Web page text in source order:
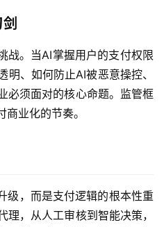
战。当AI掌握用户的支付权限
、如何防止AI被恶意操控、
必须面对的核心命题。监管框
业化的节奏。
级，而是支付逻辑的根本性重
，从人工审核到智能决策，